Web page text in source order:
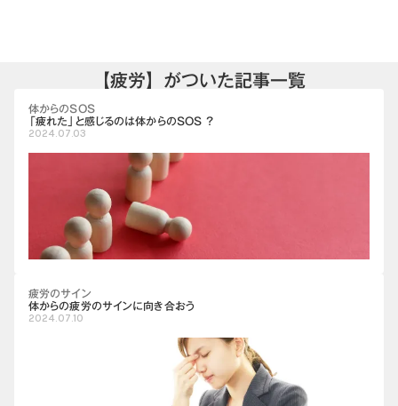
【疲労】がついた記事一覧
体からのSOS
「疲れた」と感じるのは体からのSOS ?
2024.07.03
疲労のサイン
体からの疲労のサインに向き合おう
2024.07.10